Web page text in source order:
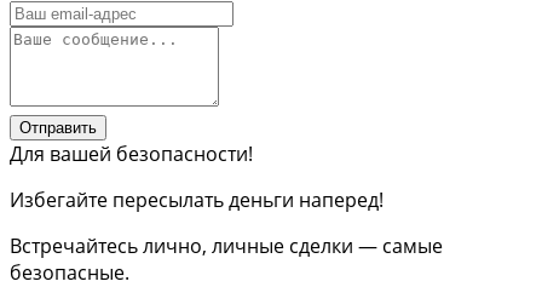
Отправить
Для вашей безопасности!
Избегайте пересылать деньги наперед!
Встречайтесь лично, личные сделки — самые
безопасные.